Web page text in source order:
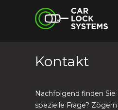
Car Lock Systems
Kontakt
Nachfolgend finden
spezielle Frage?